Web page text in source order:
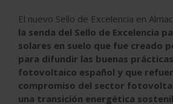
El nuevo Sello de Excelencia en
la senda del Sello de Excelencia
solares en suelo que fue creado
para difundir las buenas
fotovoltaico español y que
compromiso del sector
una transición energética